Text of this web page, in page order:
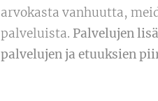
arvokasta vanhuutta,
palveluista. Palvelujen
palvelujen ja etuuksien